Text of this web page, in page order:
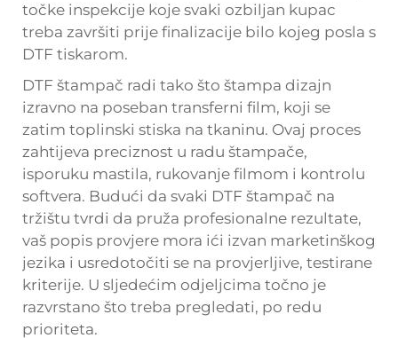
točke inspekcije koje svaki ozbiljan kupac
treba završiti prije finalizacije bilo kojeg posla s
DTF tiskarom.
DTF štampač radi tako što štampa dizajn
izravno na poseban transferni film, koji se
zatim toplinski stiska na tkaninu. Ovaj proces
zahtijeva preciznost u radu štampače,
isporuku mastila, rukovanje filmom i kontrolu
softvera. Budući da svaki DTF štampač na
tržištu tvrdi da pruža profesionalne rezultate,
vaš popis provjere mora ići izvan marketinškog
jezika i usredotočiti se na provjerljive, testirane
kriterije. U sljedećim odjeljcima točno je
razvrstano što treba pregledati, po redu
prioriteta.